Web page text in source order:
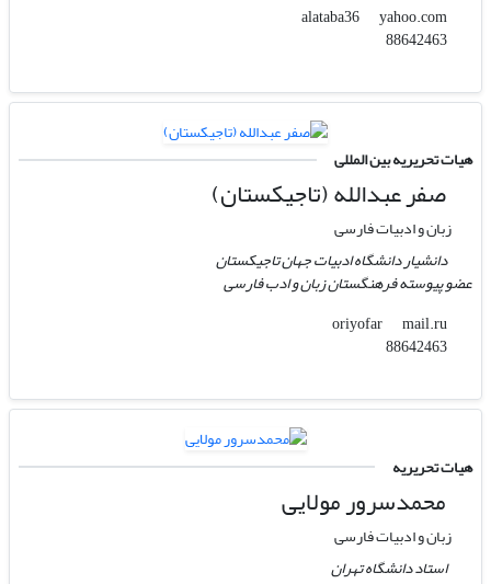
alataba36
yahoo.com
88642463
هیات تحریریه بین المللی
صفر عبدالله (تاجیکستان)
زبان و ادبیات فارسی
دانشیار دانشگاه ادبیات جهان تاجیکستان
عضو پیوسته فرهنگستان زبان و ادب فارسی
oriyofar
mail.ru
88642463
هیات تحریریه
محمدسرور مولایی
زبان و ادبیات فارسی
استاد دانشگاه تهران